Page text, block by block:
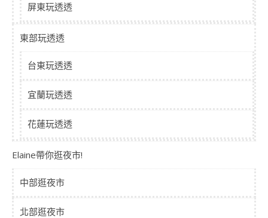
屏東玩透透
東部玩透透
台東玩透透
宜蘭玩透透
花蓮玩透透
Elaine帶你逛夜市!
中部逛夜市
北部逛夜市